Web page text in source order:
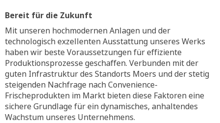
Bereit für die Zukunft
Mit unseren hochmodernen Anlagen und der
technologisch exzellenten Ausstattung unseres Werks
haben wir beste Voraussetzungen für effiziente
Produktionsprozesse geschaffen. Verbunden mit der
guten Infrastruktur des Standorts Moers und der stetig
steigenden Nachfrage nach Convenience-
Frischeprodukten im Markt bieten diese Faktoren eine
sichere Grundlage für ein dynamisches, anhaltendes
Wachstum unseres Unternehmens.